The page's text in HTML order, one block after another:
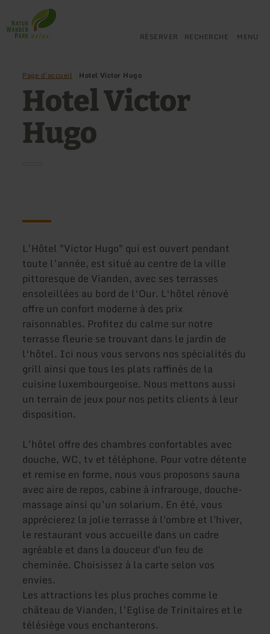
la
page
RÉSERVER RECHERCHE MENU
Page d'accueil Hotel Victor Hugo
Hotel Victor
Hugo
L’Hôtel "Victor Hugo" qui est ouvert pendant
toute l’année, est situé au centre de la ville
pittoresque de Vianden, avec ses terrasses
ensoleillées au bord de l‘Our. L‘hôtel rénové
offre un confort moderne à des prix
raisonnables. Profitez du calme sur notre
terrasse fleurie se trouvant dans le jardin de
l‘hôtel. Ici nous vous servons nos spécialités du
grill ainsi que tous les plats raffinés de la
cuisine luxembourgeoise. Nous mettons aussi
un terrain de jeux pour nos petits clients à leur
disposition.
L’hôtel offre des chambres confortables avec
douche, WC, tv et téléphone. Pour votre détente
et remise en forme, nous vous proposons sauna
avec aire de repos, cabine à infrarouge, douche-
massage ainsi qu’un solarium. En été, vous
apprécierez la jolie terrasse à l'ombre et l'hiver,
le restaurant vous accueille dans un cadre
agréable et dans la douceur d'un feu de
cheminée. Choisissez à la carte selon vos
envies.
Les attractions les plus proches comme le
château de Vianden, l’Eglise de Trinitaires et le
télésiège vous enchanterons.